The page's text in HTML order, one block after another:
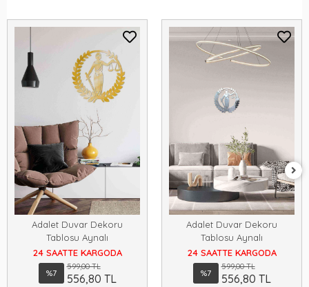
Adalet Duvar Dekoru
Tablosu Aynalı
24 SAATTE KARGODA
%7
599,00 TL
556,80 TL
Adalet Duvar Dekoru
Tablosu Aynalı
24 SAATTE KARGODA
%7
599,00 TL
556,80 TL